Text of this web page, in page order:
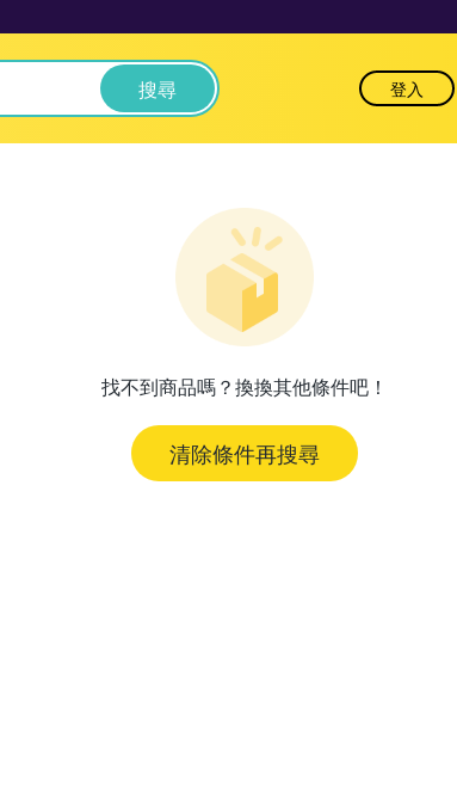
搜尋 登入
找不到商品嗎？換換其他條件吧！
清除條件再搜尋